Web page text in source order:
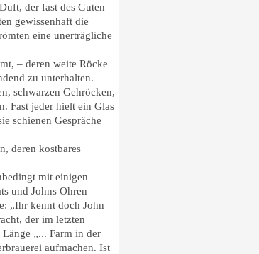
der fast des Guten
gewissenhaft die
eine unerträgliche
– deren weite Röcke
zu unterhalten.
schwarzen Gehröcken,
Fast jeder hielt ein Glas
schienen Gespräche
deren kostbares
mit einigen
und Johns Ohren
„Ihr kennt doch John
der im letzten
„... Farm in der
aufmachen. Ist